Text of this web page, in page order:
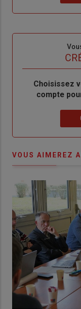
de
me
BodyChoisissez
compte
VOUS AIMEREZ